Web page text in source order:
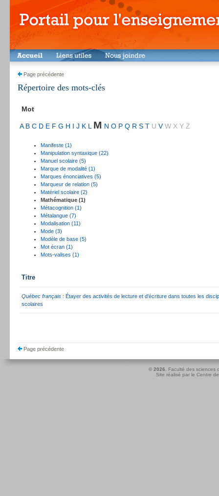
Page précédente
Répertoire des mots-clés
Mot
A B C D E F G H I J K L M N O P Q R S T U V W X Y Z
Manifeste (1)
Manipulation syntaxique (22)
Manuel scolaire (5)
Marque de modalité (1)
Marques énonciatives (5)
Marqueur de relation (5)
Matériel scolaire (2)
Mathématique (1)
Métacognition (1)
Métalangue (7)
Modalisation (11)
Mode (3)
Modèle de base (5)
Mot écran (1)
Mots-valises (1)
Titre
Québec français : Étayer des activités de lecture et d'écriture dans toutes les
scolaires
Page précédente
© 2026.
Faculté des sciences
Site réalisé par le Centre